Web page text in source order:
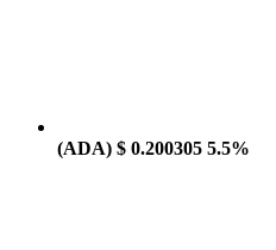
(ADA) $ 0.200305 5.5%